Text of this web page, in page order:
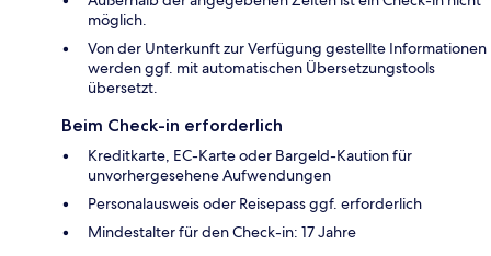
möglich.
Von der Unterkunft zur Verfügung gestellte Informationen
werden ggf. mit automatischen Übersetzungstools
übersetzt.
Beim Check-in erforderlich
Kreditkarte, EC-Karte oder Bargeld-Kaution für
unvorhergesehene Aufwendungen
Personalausweis oder Reisepass ggf. erforderlich
Mindestalter für den Check-in: 17 Jahre